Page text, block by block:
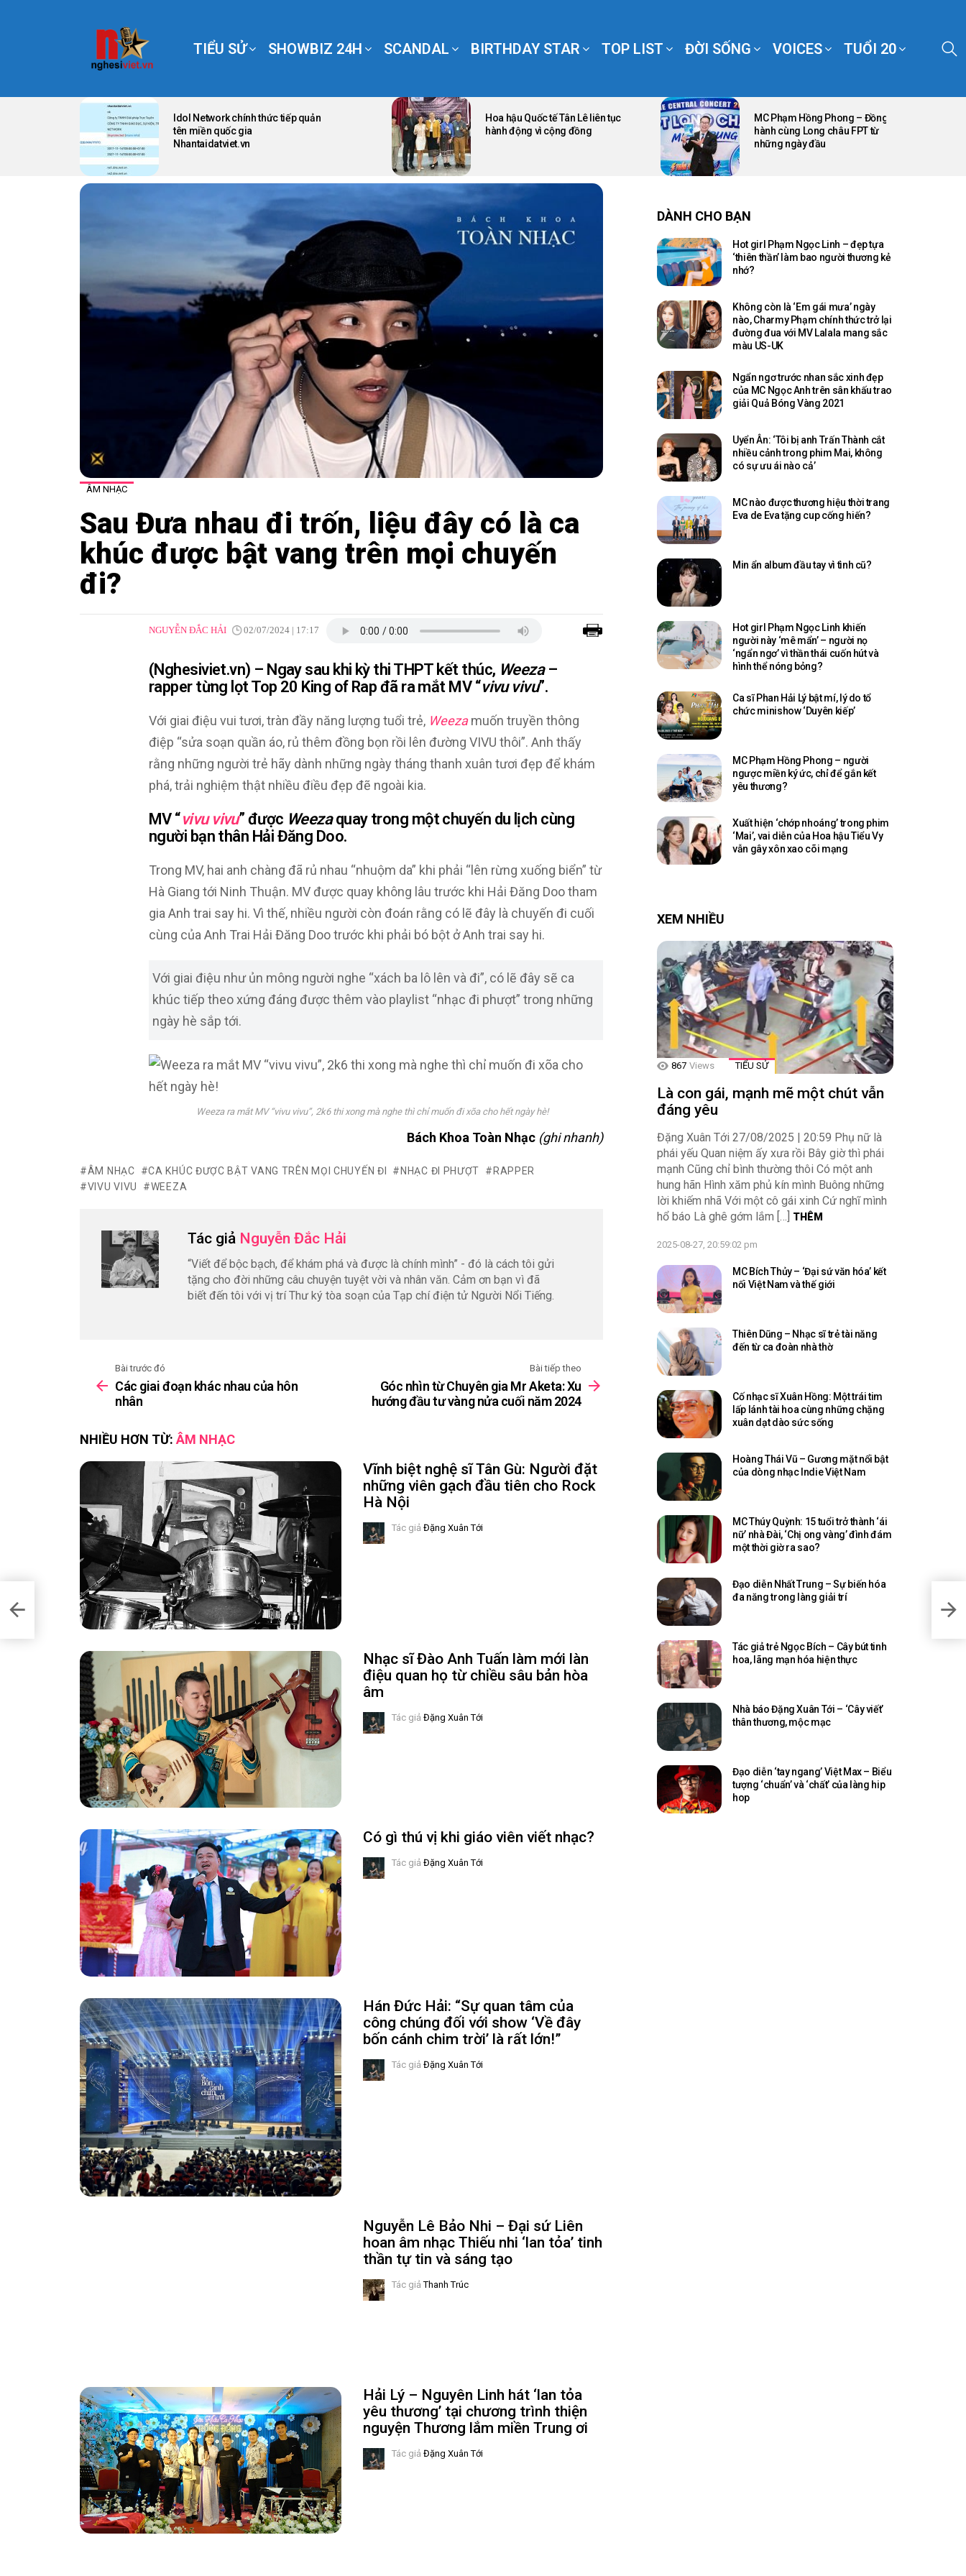
TIỂU SỬ SHOWBIZ 24H SCANDAL BIRTHDAY STAR TOP LIST ĐỜI SỐNG VOICES TUỔI 20
LATEST
STORIES
Idol Network chính thức tiếp quản
tên miền quốc gia
Nhantaidatviet.vn
Hoa hậu Quốc tế Tân Lê liên tục
hành động vì cộng đồng
MC Phạm Hồng Phong – Đồng
hành cùng Long châu FPT từ
những ngày đầu
ÂM NHẠC
Sau Đưa nhau đi trốn, liệu đây có là ca
khúc được bật vang trên mọi chuyến
đi?
NGUYỄN ĐẮC HẢI 02/07/2024 | 17:17
(Nghesiviet.vn) – Ngay sau khi kỳ thi THPT kết thúc, Weeza–
rapper từng lọt Top 20 King of Rap đã ra mắt MV “vivu vivu”.
Với giai điệu vui tươi, tràn đầy năng lượng tuổi trẻ, Weezamuốn truyền thông
điệp “sửa soạn quần áo, rủ thêm đồng bọn rồi lên đường VIVU thôi”. Anh thấy
rằng những người trẻ hãy dành những ngày tháng thanh xuân tươi đẹp để khám
phá, trải nghiệm thật nhiều điều đẹp đẽ ngoài kia.
MV “vivu vivu” được Weezaquay trong một chuyến du lịch cùng
người bạn thân Hải Đăng Doo.
Trong MV, hai anh chàng đã rủ nhau “nhuộm da” khi phải “lên rừng xuống biển” từ
Hà Giang tới Ninh Thuận. MV được quay không lâu trước khi Hải Đăng Doo tham
gia Anh trai say hi. Vì thế, nhiều người còn đoán rằng có lẽ đây là chuyến đi cuối
cùng của Anh Trai Hải Đăng Doo trước khi phải bó bột ở Anh trai say hi.
Với giai điệu như ủn mông người nghe “xách ba lô lên và đi”, có lẽ đây sẽ ca
khúc tiếp theo xứng đáng được thêm vào playlist “nhạc đi phượt” trong những
ngày hè sắp tới.
Weeza ra mắt MV “vivu vivu”, 2k6 thi xong mà nghe thì chỉ muốn đi xõa cho hết ngày hè!
Bách Khoa Toàn Nhạc (ghi nhanh)
ÂM NHẠC CA KHÚC ĐƯỢC BẬT VANG TRÊN MỌI CHUYẾN ĐI NHẠC ĐI PHƯỢT
RAPPER
VIVU VIVU
WEEZA
Tác giả Nguyễn Đắc Hải
“Viết để bộc bạch, để khám phá và được là chính mình” - đó là cách tôi gửi
tặng cho đời những câu chuyện tuyệt vời và nhân văn. Cảm ơn bạn vì đã
biết đến tôi với vị trí Thư ký tòa soạn của Tạp chí điện tử Người Nổi Tiếng.
more
Bài trước đó
Các giai đoạn khác nhau của hôn
nhân
Bài tiếp theo
Góc nhìn từ Chuyên gia Mr Aketa: Xu
hướng đầu tư vàng nửa cuối năm 2024
NHIỀU HƠN TỪ: ÂM NHẠC
Vĩnh biệt nghệ sĩ Tân Gù: Người đặt
những viên gạch đầu tiên cho Rock
Hà Nội
Tác giả Đặng Xuân Tới
Nhạc sĩ Đào Anh Tuấn làm mới làn
điệu quan họ từ chiều sâu bản hòa
âm
Tác giả Đặng Xuân Tới
Có gì thú vị khi giáo viên viết nhạc?
Tác giả Đặng Xuân Tới
Hán Đức Hải: “Sự quan tâm của
công chúng đối với show ‘Về đây
bốn cánh chim trời’ là rất lớn!”
Tác giả Đặng Xuân Tới
Nguyễn Lê Bảo Nhi – Đại sứ Liên
hoan âm nhạc Thiếu nhi ‘lan tỏa’ tinh
thần tự tin và sáng tạo
Tác giả Thanh Trúc
Hải Lý – Nguyên Linh hát ‘lan tỏa
yêu thương’ tại chương trình thiện
nguyện Thương lắm miền Trung ơi
Tác giả Đặng Xuân Tới
đầu
DÀNH CHO BẠN
Hot girl Phạm Ngọc Linh – đẹp tựa
‘thiên thần’ làm bao người thương kẻ
nhớ?
Không còn là ‘Em gái mưa’ ngày
nào, Charmy Phạm chính thức trở lại
đường đua với MV Lalala mang sắc
màu US-UK
Ngẩn ngơ trước nhan sắc xinh đẹp
của MC Ngọc Anh trên sân khấu trao
giải Quả Bóng Vàng 2021
Uyển Ân: ‘Tôi bị anh Trấn Thành cắt
nhiều cảnh trong phim Mai, không
có sự ưu ái nào cả’
MC nào được thương hiệu thời trang
Eva de Eva tặng cup cống hiến?
Min ẩn album đầu tay vì tình cũ?
Hot girl Phạm Ngọc Linh khiến
người này ‘mê mẩn’ – người nọ
‘ngẩn ngơ’ vì thần thái cuốn hút và
hình thể nóng bỏng?
Ca sĩ Phan Hải Lý bật mí, lý do tổ
chức minishow ‘Duyên kiếp’
MC Phạm Hồng Phong – người
ngược miền ký ức, chỉ để gắn kết
yêu thương?
Xuất hiện ‘chớp nhoáng’ trong phim
‘Mai’, vai diễn của Hoa hậu Tiểu Vy
vẫn gây xôn xao cõi mạng
XEM NHIỀU
867 Views TIỂU SỬ
Là con gái, mạnh mẽ một chút vẫn
đáng yêu
Đặng Xuân Tới 27/08/2025 | 20:59 Phụ nữ là
phái yếu Quan niệm ấy xưa rồi Bây giờ thì phái
mạnh Cũng chỉ bình thường thôi Có một anh
hung hãn Hình xăm phủ kín mình Buông những
lời khiếm nhã Với một cô gái xinh Cứ nghĩ mình
hổ báo Là ghê gớm lắm […] THÊM
2025-08-27, 20:59:02 pm
MC Bích Thủy – ‘Đại sứ văn hóa’ kết
nối Việt Nam và thế giới
Thiên Dũng – Nhạc sĩ trẻ tài năng
đến từ ca đoàn nhà thờ
Cố nhạc sĩ Xuân Hồng: Một trái tim
lấp lánh tài hoa cùng những chặng
xuân dạt dào sức sống
Hoàng Thái Vũ – Gương mặt nổi bật
của dòng nhạc Indie Việt Nam
MC Thúy Quỳnh: 15 tuổi trở thành ‘ái
nữ’ nhà Đài, ‘Chị ong vàng’ đình đám
một thời giờ ra sao?
Đạo diễn Nhất Trung – Sự biến hóa
đa năng trong làng giải trí
Tác giả trẻ Ngọc Bích – Cây bút tinh
hoa, lãng mạn hóa hiện thực
Nhà báo Đặng Xuân Tới – ‘Cây viết’
thân thương, mộc mạc
Đạo diễn ‘tay ngang’ Việt Max – Biểu
tượng ‘chuẩn’ và ‘chất’ của làng hip
hop